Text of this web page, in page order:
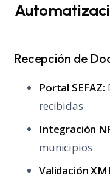
Recepción de
Portal SEFAZ:
recibidas
Integración
municipios
Validación